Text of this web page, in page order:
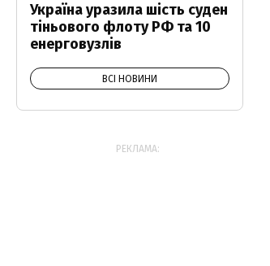
Україна уразила шість суден
тіньового флоту РФ та 10
енерговузлів
ВСІ НОВИНИ
РЕКЛАМА: